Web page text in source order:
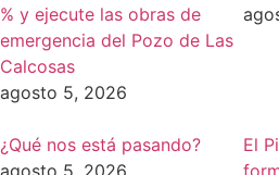
% y ejecute las obras de
emergencia del Pozo de Las
Calcosas
agosto 5, 2026
¿Qué nos está pasando?
agosto 5, 2026
El